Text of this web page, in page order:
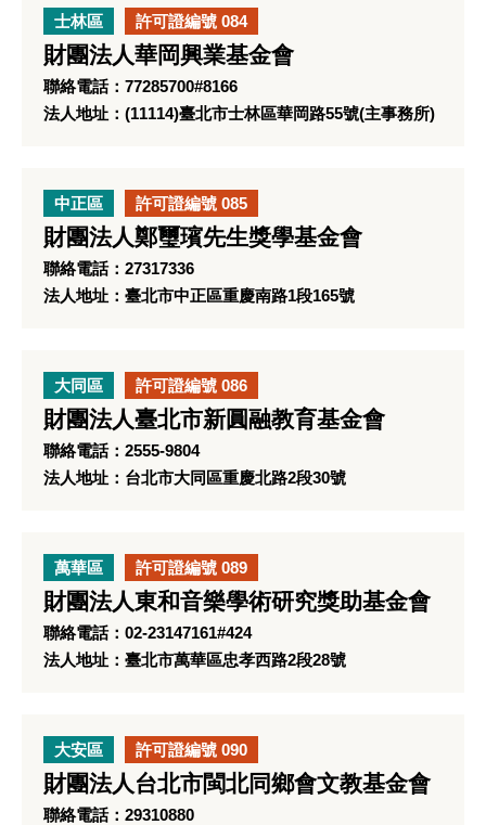
士林區 許可證編號 084
財團法人華岡興業基金會
聯絡電話：77285700#8166
法人地址：(11114)臺北市士林區華岡路55號(主事務所)
中正區 許可證編號 085
財團法人鄭璽璸先生獎學基金會
聯絡電話：27317336
法人地址：臺北市中正區重慶南路1段165號
大同區 許可證編號 086
財團法人臺北市新圓融教育基金會
聯絡電話：2555-9804
法人地址：台北市大同區重慶北路2段30號
萬華區 許可證編號 089
財團法人東和音樂學術研究獎助基金會
聯絡電話：02-23147161#424
法人地址：臺北市萬華區忠孝西路2段28號
大安區 許可證編號 090
財團法人台北市閩北同鄉會文教基金會
聯絡電話：29310880